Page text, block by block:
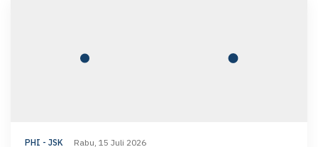
PHI - JSK Rabu, 15 Juli 2026